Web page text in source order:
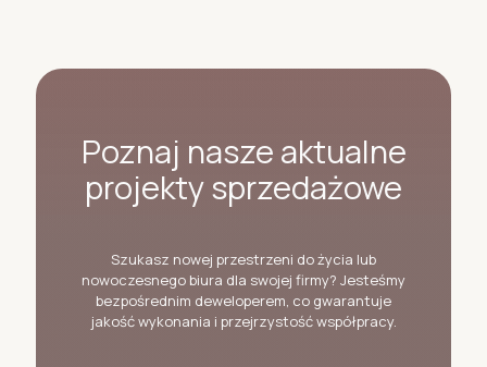
Poznaj nasze aktualne
projekty sprzedażowe
Szukasz nowej przestrzeni do życia lub
nowoczesnego biura dla swojej firmy? Jesteśmy
bezpośrednim deweloperem, co gwarantuje
jakość wykonania i przejrzystość współpracy.